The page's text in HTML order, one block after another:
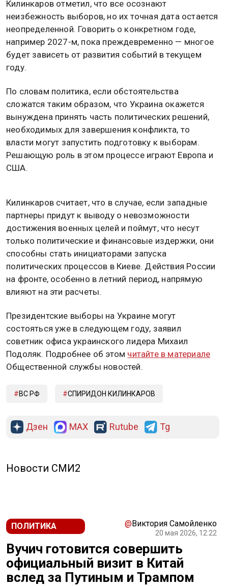
Килинкаров отметил, что все осознают
неизбежность выборов, но их точная дата остается
неопределенной. Говорить о конкретном годе,
например 2027-м, пока преждевременно — многое
будет зависеть от развития событий в текущем
году.
По словам политика, если обстоятельства
сложатся таким образом, что Украина окажется
вынуждена принять часть политических решений,
необходимых для завершения конфликта, то
власти могут запустить подготовку к выборам.
Решающую роль в этом процессе играют Европа и
США.
Килинкаров считает, что в случае, если западные
партнеры придут к выводу о невозможности
достижения военных целей и поймут, что несут
только политические и финансовые издержки, они
способны стать инициаторами запуска
политических процессов в Киеве. Действия России
на фронте, особенно в летний период, напрямую
влияют на эти расчеты.
Президентские выборы на Украине могут
состояться уже в следующем году, заявил
советник офиса украинского лидера Михаил
Подоляк. Подробнее об этом читайте в материале
Общественной службы новостей.
ВС РФ СПИРИДОН КИЛИНКАРОВ
Дзен MAX Rutube Tg
Новости СМИ2
ПОЛИТИКА @Виктория Самойленко
20 мая 2026, 12:22
Вучич готовится совершить
официальный визит в Китай
вслед за Путиным и Трампом